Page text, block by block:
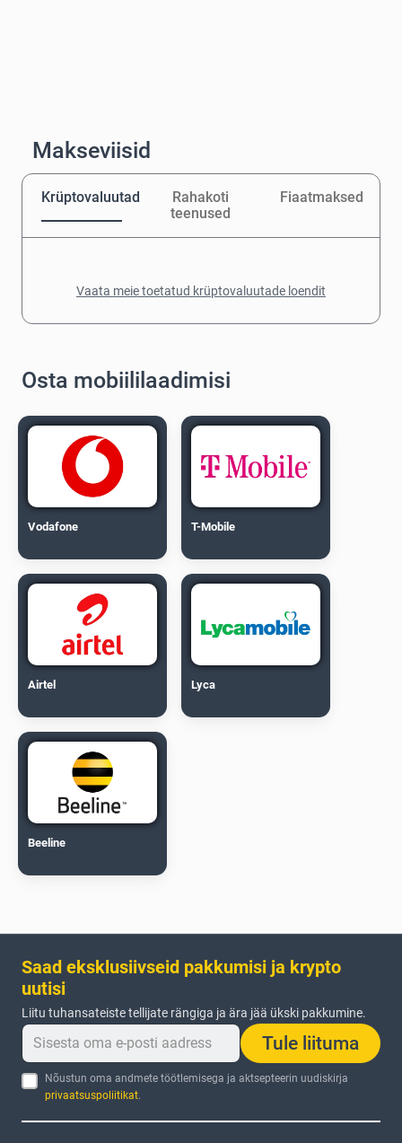
Makseviisid
Krüptovaluutad
Rahakoti
teenused
Fiaatmaksed
Vaata meie toetatud krüptovaluutade loendit
Osta mobiililaadimisi
Vodafone T-Mobile
Airtel Lyca
Beeline
Saad eksklusiivseid pakkumisi ja krypto
uutisi
Liitu tuhansateiste tellijate rängiga ja ära jää ükski pakkumine.
Tule liituma
Nõustun oma andmete töötlemisega ja aktsepteerin uudiskirja
privaatsuspoliitikat.